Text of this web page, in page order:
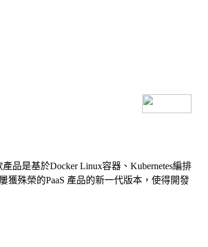
品是基於Docker Linux容器、Kubernetes編排
獲殊榮的PaaS 產品的新一代版本，使得開發